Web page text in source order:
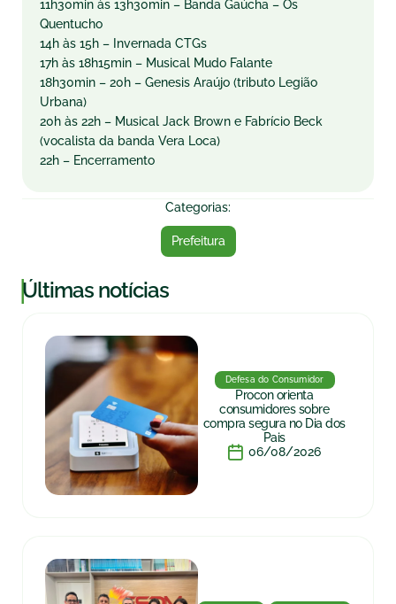
11h30min às 13h30min – Banda Gaúcha – Os
Quentucho
14h às 15h – Invernada CTGs
17h às 18h15min – Musical Mudo Falante
18h30min – 20h – Genesis Araújo (tributo Legião
Urbana)
20h às 22h – Musical Jack Brown e Fabrício Beck
(vocalista da banda Vera Loca)
22h – Encerramento
Categorias:
Prefeitura
|Últimas notícias
Defesa do Consumidor
Procon orienta
consumidores sobre
compra segura no Dia dos
Pais
06/08/2026